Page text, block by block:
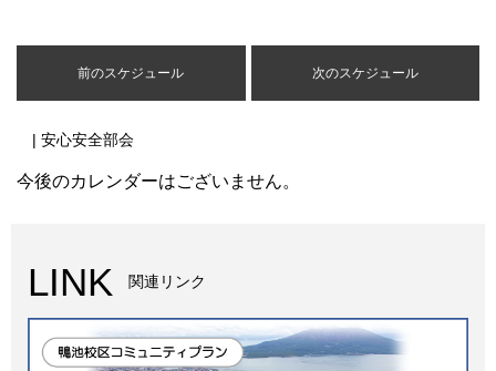
前のスケジュール 次のスケジュール
| 安心安全部会
今後のカレンダーはございません。
LINK 関連リンク